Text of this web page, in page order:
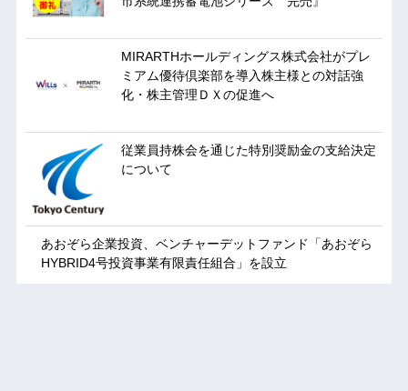
MIRARTHホールディングス株式会社がプレ
ミアム優待倶楽部を導入株主様との対話強
化・株主管理ＤＸの促進へ
従業員持株会を通じた特別奨励金の支給決定
について
あおぞら企業投資、ベンチャーデットファンド「あおぞら
HYBRID4号投資事業有限責任組合」を設立